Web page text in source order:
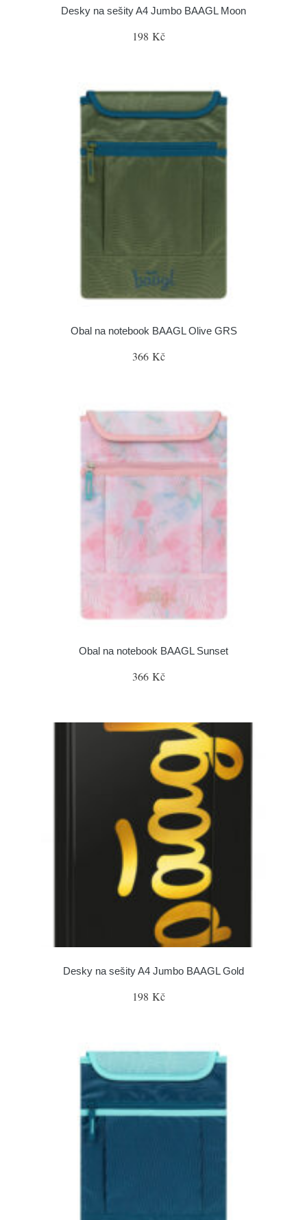
Desky na sešity A4 Jumbo BAAGL Moon
198 Kč
Obal na notebook BAAGL Olive GRS
366 Kč
Obal na notebook BAAGL Sunset
366 Kč
Desky na sešity A4 Jumbo BAAGL Gold
198 Kč